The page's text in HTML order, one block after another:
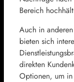
Bereich
Auch in
bieten sich
direkten
Optionen, um